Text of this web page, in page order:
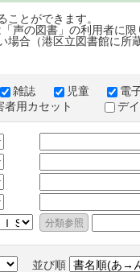
とができます。
声の図書」の利用者に限
場合（港区立図書館に所
雑誌 児童
電
者用カセット
デ
並び順